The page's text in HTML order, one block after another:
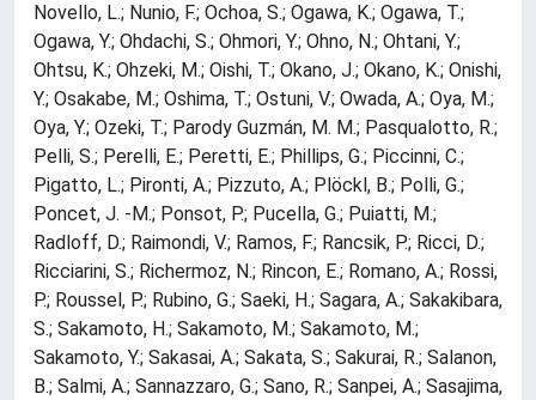
Novello, L.; Nunio, F.; Ochoa, S.; Ogawa, K.; Ogawa, T.;
Ogawa, Y.; Ohdachi, S.; Ohmori, Y.; Ohno, N.; Ohtani, Y.;
Ohtsu, K.; Ohzeki, M.; Oishi, T.; Okano, J.; Okano, K.; Onishi,
Y.; Osakabe, M.; Oshima, T.; Ostuni, V.; Owada, A.; Oya, M.;
Oya, Y.; Ozeki, T.; Parody Guzmán, M. M.; Pasqualotto, R.;
Pelli, S.; Perelli, E.; Peretti, E.; Phillips, G.; Piccinni, C.;
Pigatto, L.; Pironti, A.; Pizzuto, A.; Plöckl, B.; Polli, G.;
Poncet, J. -M.; Ponsot, P.; Pucella, G.; Puiatti, M.;
Radloff, D.; Raimondi, V.; Ramos, F.; Rancsik, P.; Ricci, D.;
Ricciarini, S.; Richermoz, N.; Rincon, E.; Romano, A.; Rossi,
P.; Roussel, P.; Rubino, G.; Saeki, H.; Sagara, A.; Sakakibara,
S.; Sakamoto, H.; Sakamoto, M.; Sakamoto, M.;
Sakamoto, Y.; Sakasai, A.; Sakata, S.; Sakurai, R.; Salanon,
B.; Salmi, A.; Sannazzaro, G.; Sano, R.; Sanpei, A.; Sasajima,